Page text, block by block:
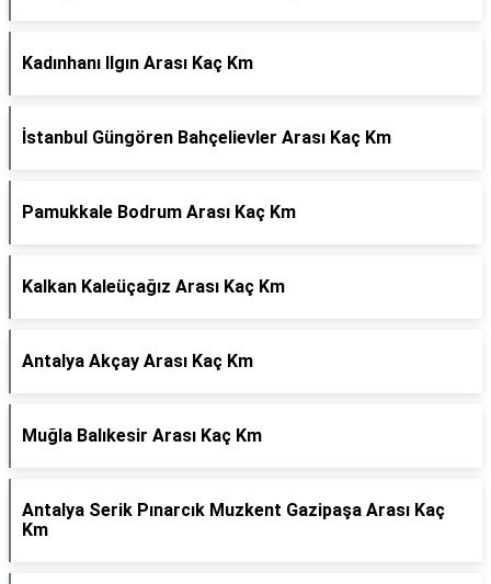
Kadınhanı Ilgın Arası Kaç Km
İstanbul Güngören Bahçelievler Arası Kaç Km
Pamukkale Bodrum Arası Kaç Km
Kalkan Kaleüçağız Arası Kaç Km
Antalya Akçay Arası Kaç Km
Muğla Balıkesir Arası Kaç Km
Antalya Serik Pınarcık Muzkent Gazipaşa Arası Kaç
Km